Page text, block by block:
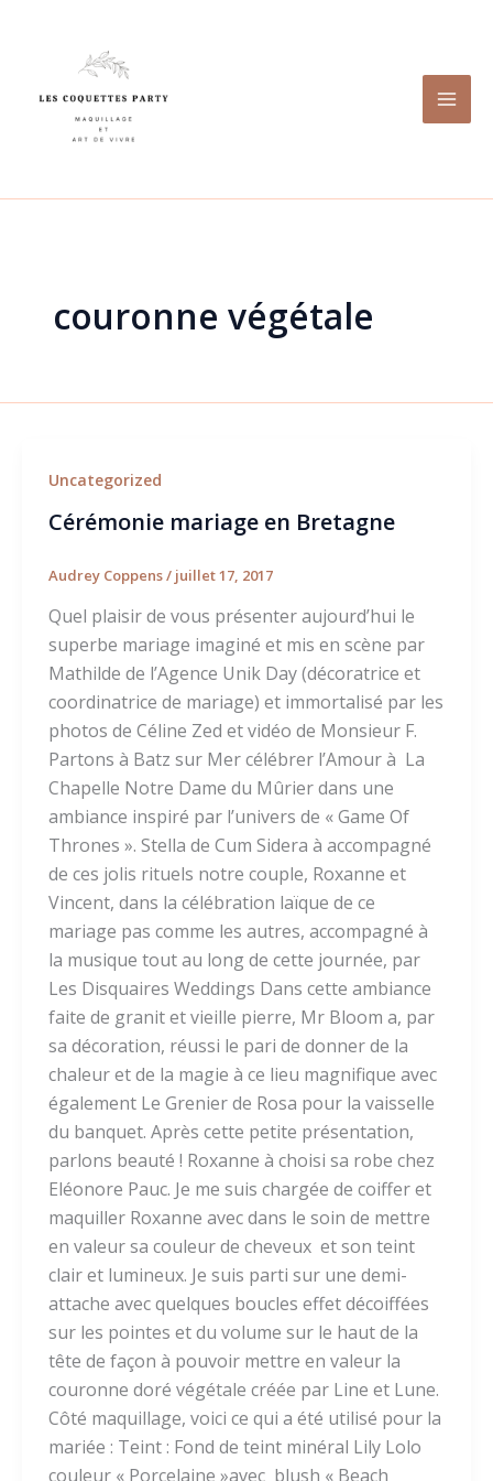
couronne végétale
Uncategorized
Cérémonie mariage en Bretagne
Audrey Coppens/ juillet 17, 2017
Quel plaisir de vous présenter aujourd’hui le
superbe mariage imaginé et mis en scène par
Mathilde de l’Agence Unik Day (décoratrice et
coordinatrice de mariage) et immortalisé par les
photos de Céline Zed et vidéo de Monsieur F.
Partons à Batz sur Mer célébrer l’Amour à La
Chapelle Notre Dame du Mûrier dans une
ambiance inspiré par l’univers de « Game Of
Thrones ». Stella de Cum Sidera à accompagné
de ces jolis rituels notre couple, Roxanne et
Vincent, dans la célébration laïque de ce
mariage pas comme les autres, accompagné à
la musique tout au long de cette journée, par
Les Disquaires Weddings Dans cette ambiance
faite de granit et vieille pierre, Mr Bloom a, par
sa décoration, réussi le pari de donner de la
chaleur et de la magie à ce lieu magnifique avec
également Le Grenier de Rosa pour la vaisselle
du banquet. Après cette petite présentation,
parlons beauté ! Roxanne à choisi sa robe chez
Eléonore Pauc. Je me suis chargée de coiffer et
maquiller Roxanne avec dans le soin de mettre
en valeur sa couleur de cheveux et son teint
clair et lumineux. Je suis parti sur une demi-
attache avec quelques boucles effet décoiffées
sur les pointes et du volume sur le haut de la
tête de façon à pouvoir mettre en valeur la
couronne doré végétale créée par Line et Lune.
Côté maquillage, voici ce qui a été utilisé pour la
mariée : Teint : Fond de teint minéral Lily Lolo
couleur « Porcelaine »avec blush « Beach